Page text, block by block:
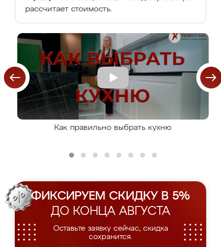
рассчитает стоимость.
Как правильно выбрать кухню
ФИКСИРУЕМ СКИДКУ В 5%
ДО КОНЦА АВГУСТА
Оставьте заявку сейчас, скидка
сохранится.